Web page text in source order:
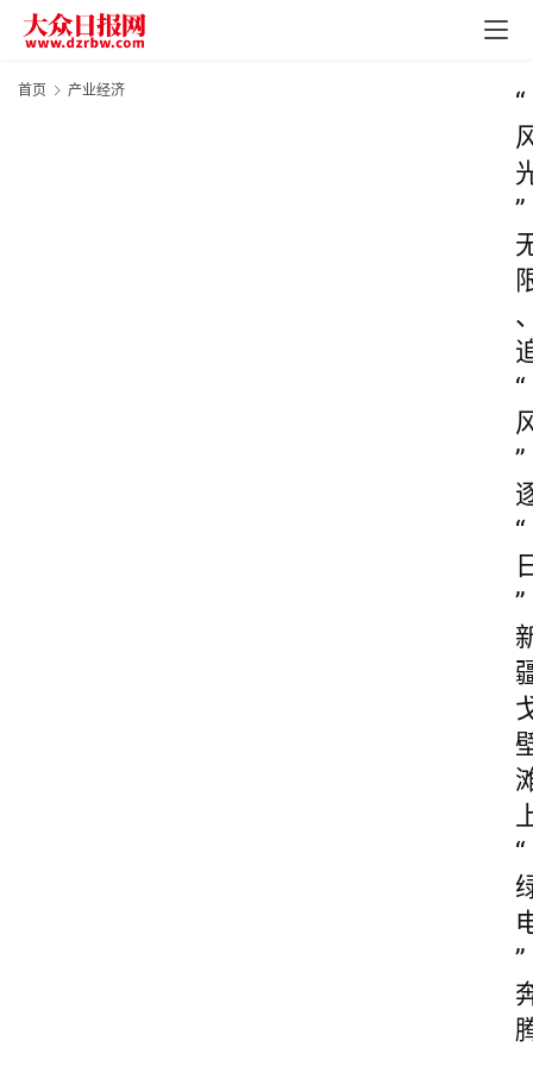
首页 产业经济
“
”
“
”
“
”
“
”